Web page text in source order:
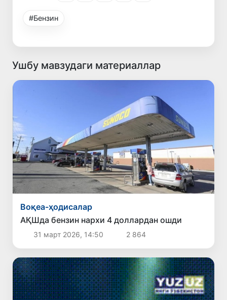
#Бензин
Ушбу мавзудаги материаллар
Воқеа-ҳодисалар
АҚШда бензин нархи 4 доллардан ошди
31 март 2026, 14:50 2 864